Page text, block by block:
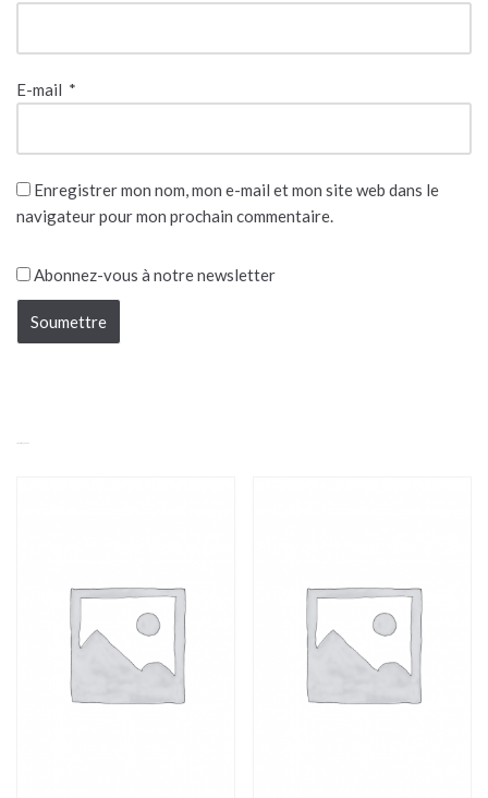
E-mail *
Enregistrer mon nom, mon e-mail et mon site web dans le
navigateur pour mon prochain commentaire.
Abonnez-vous à notre newsletter